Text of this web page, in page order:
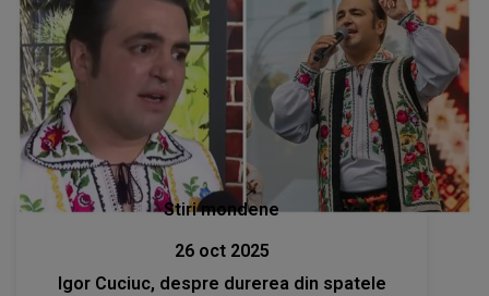
Stiri mondene
26 oct 2025
Igor Cuciuc, despre durerea din spatele